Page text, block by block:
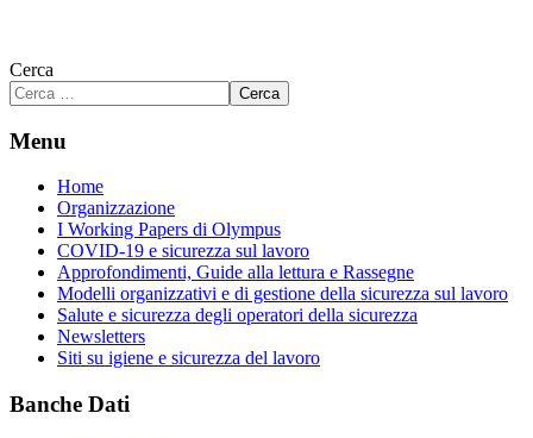
Cerca
Cerca
Menu
Home
Organizzazione
I Working Papers di Olympus
COVID-19 e sicurezza sul lavoro
Approfondimenti, Guide alla lettura e Rassegne
Modelli organizzativi e di gestione della sicurezza sul lavoro
Salute e sicurezza degli operatori della sicurezza
Newsletters
Siti su igiene e sicurezza del lavoro
Banche Dati